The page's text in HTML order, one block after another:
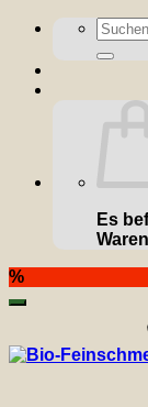
nach:
Es
%